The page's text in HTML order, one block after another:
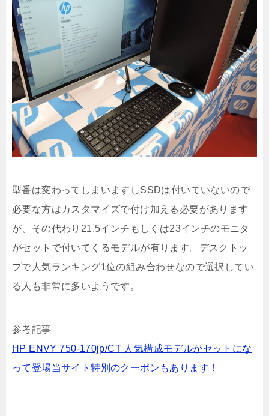
型番は変わってしまいますしSSDは付いていないので
必要な方はカスタマイズで付け加える必要があります
が、その代わり21.5インチもしくは23インチのモニタ
がセットで付いてくるモデルが有ります。デスクトッ
プで人気ランキング1位の組み合わせなので選択してい
る人も非常に多いようです。
参考記事
HP ENVY 750-170jp/CT 人気構成モデルがセットにな
って登場当サイト特別のクーポンもあります！